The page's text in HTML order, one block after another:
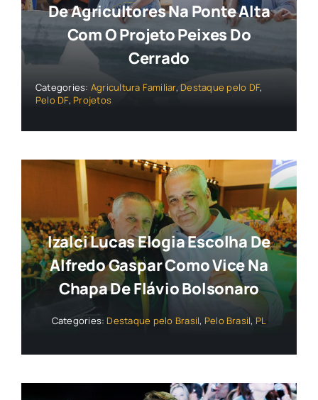
De Agricultores Na Ponte Alta
Com O Projeto Peixes Do
Cerrado
Categories: Agricultura Familiar,Destaque pelo DF,
Pelo DF, Projetos
Izalci Lucas Elogia Escolha De
Alfredo Gaspar Como Vice Na
Chapa De Flávio Bolsonaro
Categories: Destaque pelo Brasil, Pelo Brasil, PL